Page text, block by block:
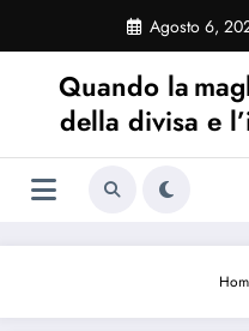
contenuto
Agosto 6,
Quando la
della divisa e